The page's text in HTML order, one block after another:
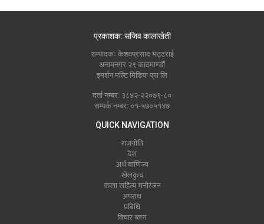
प्रकाशक: सजिव कालाखेती
सम्पादकः केशवप्रसाद भट्टराई
अनामनगर २९ काठमाण्डौं
इमर्शन मल्टि मिडिया प्रा लि
दर्ता नम्बर: ३८४२-२२०७९-८०
सम्पर्क नम्बर: ०१-५७०५१४७
QUICK NAVIGATION
राजनीति
देश
अर्थ बाणिज्य
खेलकुद
कला सहित्य मनोरंजन
अपराध
प्रबिधि
विचार ब्लग